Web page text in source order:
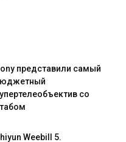
представили самый
со
Weebill 5.